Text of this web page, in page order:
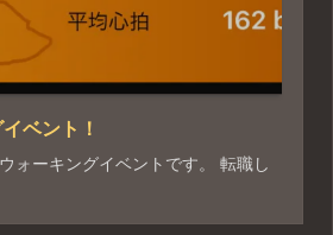
ベント！
ォーキングイベントです。 転職し